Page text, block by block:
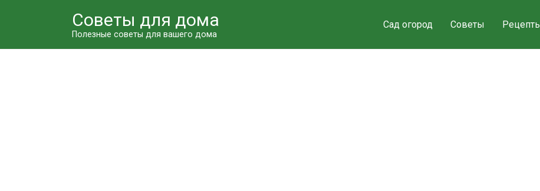
Советы для дома
Полезные советы для вашего дома
Сад огород Советы